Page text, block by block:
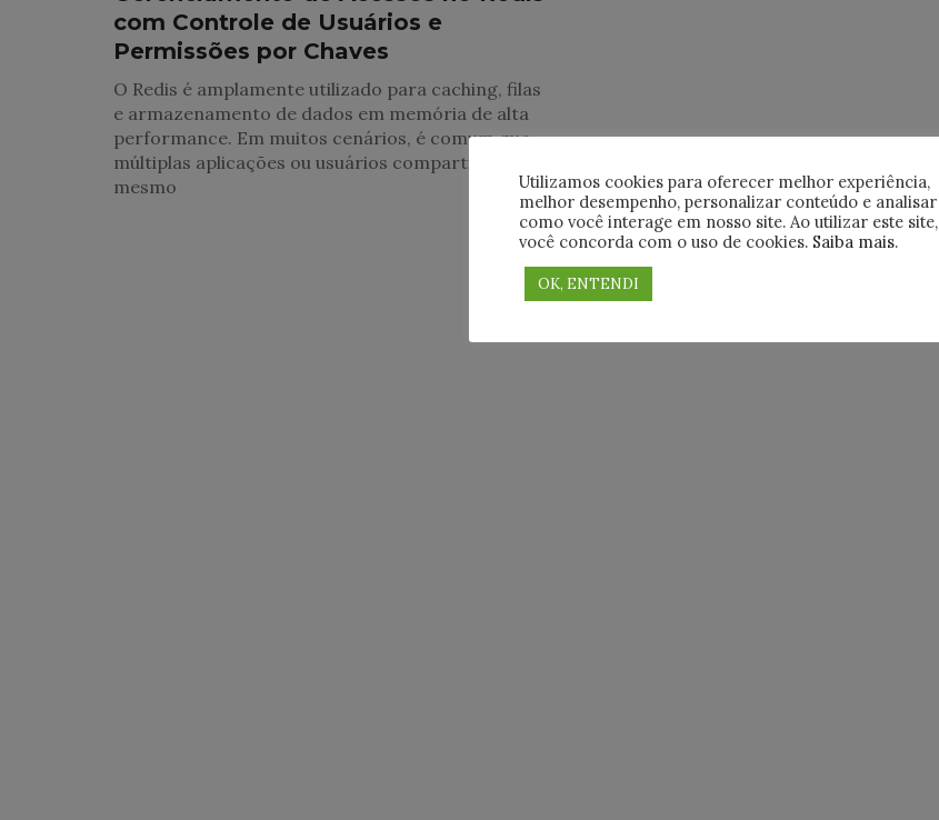
com Controle de Usuários e
Permissões por Chaves
O Redis é amplamente utilizado para caching, filas
e armazenamento de dados em memória de alta
performance. Em muitos cenários, é comum que
múltiplas aplicações ou usuários compartilhem o
mesmo
Utilizamos cookies para oferecer melhor experiência,
melhor desempenho, personalizar conteúdo e analisar
como você interage em nosso site. Ao utilizar este site,
você concorda com o uso de cookies. Saiba mais.
OK, ENTENDI